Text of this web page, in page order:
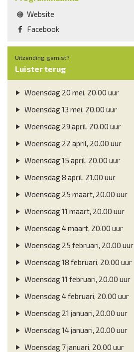
Website
Facebook
Uitzending gemist?
Luister terug
Woensdag 20 mei, 20.00 uur
Woensdag 13 mei, 20.00 uur
Woensdag 29 april, 20.00 uur
Woensdag 22 april, 20.00 uur
Woensdag 15 april, 20.00 uur
Woensdag 8 april, 21.00 uur
Woensdag 25 maart, 20.00 uur
Woensdag 11 maart, 20.00 uur
Woensdag 4 maart, 20.00 uur
Woensdag 25 februari, 20.00 uur
Woensdag 18 februari, 20.00 uur
Woensdag 11 februari, 20.00 uur
Woensdag 4 februari, 20.00 uur
Woensdag 21 januari, 20.00 uur
Woensdag 14 januari, 20.00 uur
Woensdag 7 januari, 20.00 uur